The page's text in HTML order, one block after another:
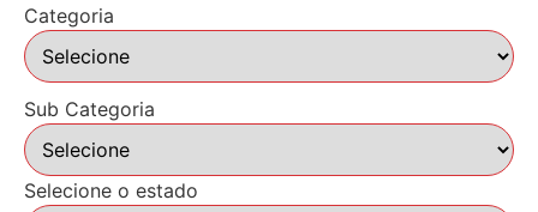
Categoria
Sub Categoria
Selecione o estado